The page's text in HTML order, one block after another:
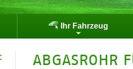
Ihr Fahrzeug
ABGASROHR